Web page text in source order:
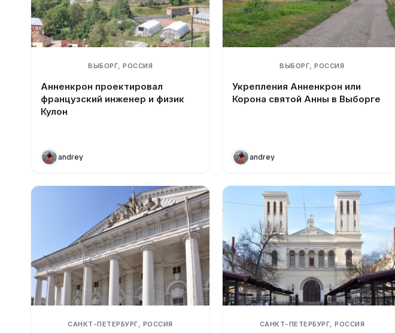
ВЫБОРГ, РОССИЯ
Анненкрон проектировал
французский инженер и физик
Кулон
andrey
ВЫБОРГ, РОССИЯ
Укрепления Анненкрон или
Корона святой Анны в Выборге
andrey
САНКТ-ПЕТЕРБУРГ, РОССИЯ САНКТ-ПЕТЕРБУРГ, РОССИЯ